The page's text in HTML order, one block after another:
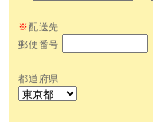
※ 配送先
郵便番号
都道府県